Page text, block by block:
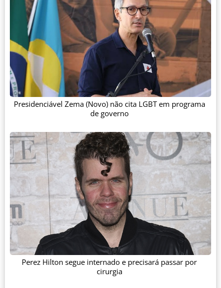
Presidenciável Zema (Novo) não cita LGBT em programa
de governo
Perez Hilton segue internado e precisará passar por
cirurgia